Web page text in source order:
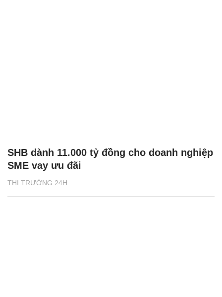
THỊ TRƯỜNG 24H
SHB dành 11.000 tỷ đồng cho doanh nghiệp
SME vay ưu đãi